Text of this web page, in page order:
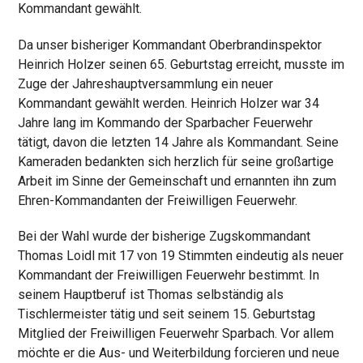
Kommandant gewählt.
Da unser bisheriger Kommandant Oberbrandinspektor
Heinrich Holzer seinen 65. Geburtstag erreicht, musste im
Zuge der Jahreshauptversammlung ein neuer
Kommandant gewählt werden. Heinrich Holzer war 34
Jahre lang im Kommando der Sparbacher Feuerwehr
tätigt, davon die letzten 14 Jahre als Kommandant. Seine
Kameraden bedankten sich herzlich für seine großartige
Arbeit im Sinne der Gemeinschaft und ernannten ihn zum
Ehren-Kommandanten der Freiwilligen Feuerwehr.
Bei der Wahl wurde der bisherige Zugskommandant
Thomas Loidl mit 17 von 19 Stimmten eindeutig als neuer
Kommandant der Freiwilligen Feuerwehr bestimmt. In
seinem Hauptberuf ist Thomas selbständig als
Tischlermeister tätig und seit seinem 15. Geburtstag
Mitglied der Freiwilligen Feuerwehr Sparbach. Vor allem
möchte er die Aus- und Weiterbildung forcieren und neue